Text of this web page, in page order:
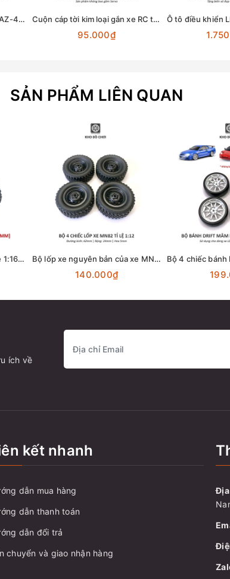
Ô tô điều khiển WPL C94 UAZ-469 4x4 1:12 - RTR [TẶNG BIỂN + STICKER] Cuộn cáp tời kim loại gắn xe RC tỉ lệ 1:10 dùng động cơ Servo 25T
95.000₫
SẢN PHẨM LIÊN QUAN
Bộ lốp cao su mềm WPL tỉ lệ 1:16 [66MM] Bộ lốp xe nguyên bản của xe MN82 tỉ lệ 1:12 [62MM]
140.000₫
ích về
kết nhanh
dẫn mua hàng
dẫn thanh toán
dẫn đổi trả
chuyển và giao nhận hàng